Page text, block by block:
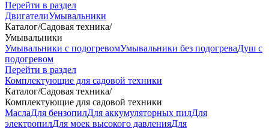
Перейти в раздел
ДвигателиУмывальники
Каталог/Садовая техника/
Умывальники
Умывальники с подогревомУмывальники без подогреваДуш с
подогревом
Перейти в раздел
Комплектующие для садовой техники
Каталог/Садовая техника/
Комплектующие для садовой техники
МаслаДля бензопилДля аккумуляторных пилДля
электропилДля моек высокого давленияДля